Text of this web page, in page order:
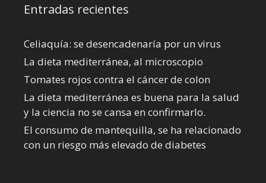
Entradas recientes
Celiaquía: se desencadenaría por un virus
La dieta mediterránea, al microscopio
Tomates rojos contra el cáncer de colon
La dieta mediterránea es buena para la salud
y la ciencia no se cansa en confirmarlo.
El consumo de mantequilla, se ha relacionado
con un riesgo más elevado de diabetes